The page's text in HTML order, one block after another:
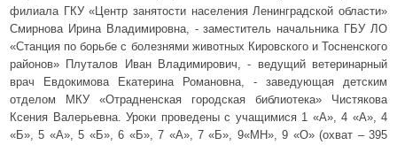
филиала ГКУ «Центр занятости населения Ленинградской области»
Смирнова Ирина Владимировна, - заместитель начальника ГБУ ЛО
«Станция по борьбе с болезнями животных Кировского и Тосненского
районов» Плуталов Иван Владимирович, - ведущий ветеринарный
врач Евдокимова Екатерина Романовна, - заведующая детским
отделом МКУ «Отрадненская городская библиотека» Чистякова
Ксения Валерьевна. Уроки проведены с учащимися 1 «А», 4 «А», 4
«Б», 5 «А», 5 «Б», 6 «Б», 7 «А», 7 «Б», 9«МН», 9 «О» (охват – 395